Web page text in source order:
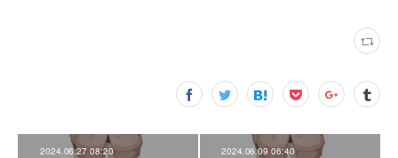
2024.06.27 08:20 2024.06.09 06:40